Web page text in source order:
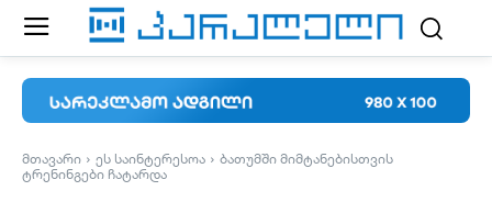
ᲛᲗᲐᲕᲐᲠᲘ ᲔᲡ ᲡᲐᲘᲜᲢᲔᲠᲔᲡᲝᲐ
ᲑᲐᲗᲣᲛᲨᲘ ᲛᲘᲛᲢᲐᲜᲔᲑᲘᲡᲗᲕᲘᲡ
ᲢᲠᲔᲜᲘᲜᲒᲔᲑᲘ ᲩᲐᲢᲐᲠᲓᲐ